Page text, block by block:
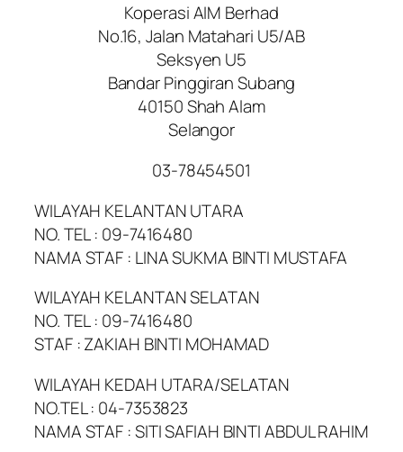
Koperasi AIM Berhad
No.16, Jalan Matahari U5/AB
Seksyen U5
Bandar Pinggiran Subang
40150 Shah Alam
Selangor
03-78454501
WILAYAH KELANTAN UTARA
NO. TEL : 09-7416480
NAMA STAF : LINA SUKMA BINTI MUSTAFA
WILAYAH KELANTAN SELATAN
NO. TEL : 09-7416480
STAF : ZAKIAH BINTI MOHAMAD
WILAYAH KEDAH UTARA/SELATAN
NO.TEL : 04-7353823
NAMA STAF : SITI SAFIAH BINTI ABDUL RAHIM